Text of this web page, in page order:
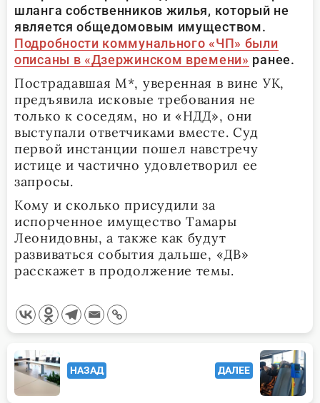
шланга собственников жилья, который не
является общедомовым имуществом.
Подробности коммунального «ЧП» были
описаны в «Дзержинском времени» ранее.
Пострадавшая М*, уверенная в вине УК,
предъявила исковые требования не
только к соседям, но и «НДД», они
выступали ответчиками вместе. Суд
первой инстанции пошел навстречу
истице и частично удовлетворил ее
запросы.
Кому и сколько присудили за
испорченное имущество Тамары
Леонидовны, а также как будут
развиваться события дальше, «ДВ»
расскажет в продолжение темы.
<span
class="nav-НАЗАД ДАЛЕЕ